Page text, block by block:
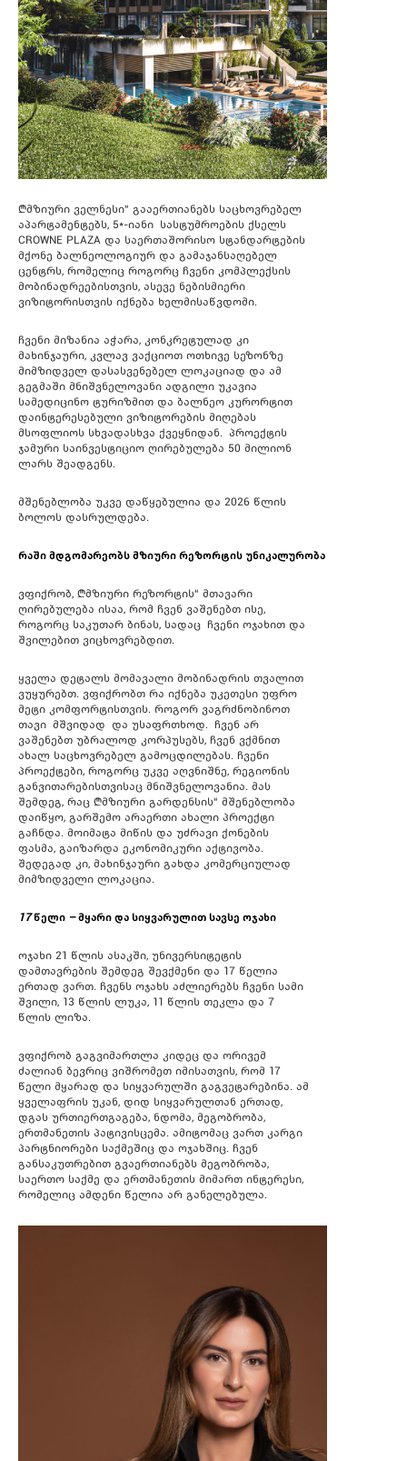
„მზიური ველნესი“ გააერთიანებს საცხოვრებელ
აპარტამენტებს, 5*-იანი სასტუმროების ქსელს
CROWNE PLAZA და საერთაშორისო სტანდარტების
მქონე ბალნეოლოგიურ და გამაჯანსაღებელ
ცენტრს, რომელიც როგორც ჩვენი კომპლექსის
მობინადრეებისთვის, ასევე ნებისმიერი
ვიზიტორისთვის იქნება ხელმისაწვდომი.
ჩვენი მიზანია აჭარა, კონკრეტულად კი
მახინჯაური, კვლავ ვაქციოთ ოთხივე სეზონზე
მიმზიდველ დასასვენებელ ლოკაციად და ამ
გეგმაში მნიშვნელოვანი ადგილი უკავია
სამედიცინო ტურიზმით და ბალნეო კურორტით
დაინტერესებული ვიზიტორების მიღებას
მსოფლიოს სხვადასხვა ქვეყნიდან. პროექტის
ჯამური საინვესტიციო ღირებულება 50 მილიონ
ლარს შეადგენს.
მშენებლობა უკვე დაწყებულია და 2026 წლის
ბოლოს დასრულდება.
რაში მდგომარეობს მზიური რეზორტის უნიკალურობა
ვფიქრობ, „მზიური რეზორტის“ მთავარი
ღირებულება ისაა, რომ ჩვენ ვაშენებთ ისე,
როგორც საკუთარ ბინას, სადაც ჩვენი ოჯახით და
შვილებით ვიცხოვრებდით.
ყველა დეტალს მომავალი მობინადრის თვალით
ვუყურებთ. ვფიქრობთ რა იქნება უკეთესი უფრო
მეტი კომფორტისთვის. როგორ ვაგრძნობინოთ
თავი მშვიდად და უსაფრთხოდ. ჩვენ არ
ვაშენებთ უბრალოდ კორპუსებს, ჩვენ ვქმნით
ახალ საცხოვრებელ გამოცდილებას. ჩვენი
პროექტები, როგორც უკვე აღვნიშნე, რეგიონის
განვითარებისთვისაც მნიშვნელოვანია. მას
შემდეგ, რაც „მზიური გარდენსის“ მშენებლობა
დაიწყო, გარშემო არაერთი ახალი პროექტი
გაჩნდა. მოიმატა მიწის და უძრავი ქონების
ფასმა, გაიზარდა ეკონომიკური აქტივობა.
შედეგად კი, მახინჯაური გახდა კომერციულად
მიმზიდველი ლოკაცია.
17წელი –მყარი და სიყვარულით სავსე ოჯახი
ოჯახი 21 წლის ასაკში, უნივერსიტეტის
დამთავრების შემდეგ შევქმენი და 17 წელია
ერთად ვართ. ჩვენს ოჯახს აძლიერებს ჩვენი სამი
შვილი, 13 წლის ლუკა, 11 წლის თეკლა და 7
წლის ლიზა.
ვფიქრობ გაგვიმართლა კიდეც და ორივემ
ძალიან ბევრიც ვიშრომეთ იმისათვის, რომ 17
წელი მყარად და სიყვარულში გაგვეტარებინა. ამ
ყველაფრის უკან, დიდ სიყვარულთან ერთად,
დგას ურთიერთგაგება, ნდომა, მეგობრობა,
ერთმანეთის პატივისცემა. ამიტომაც ვართ კარგი
პარტნიორები საქმეშიც და ოჯახშიც. ჩვენ
განსაკუთრებით გვაერთიანებს მეგობრობა,
საერთო საქმე და ერთმანეთის მიმართ ინტერესი,
რომელიც ამდენი წელია არ განელებულა.